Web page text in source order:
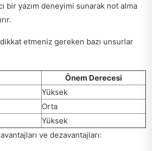
bir yazım deneyimi sunarak not alma
etmeniz gereken bazı unsurlar
Önem Derecesi
Yüksek
Orta
Yüksek
ve dezavantajları: